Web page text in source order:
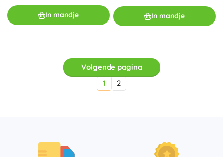
In mandje In mandje
Volgende pagina
1
2